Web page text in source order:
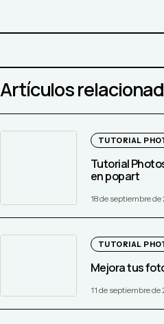
Artículos
TUTORIAL
Tutorial
en popart
18 de septiembre
TUTORIAL
Mejora tus
11 de septiembre